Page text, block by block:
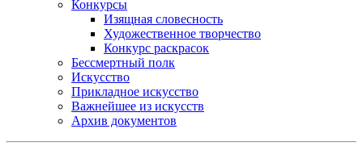
Конкурсы
Изящная словесность
Художественное творчество
Конкурс раскрасок
Бессмертный полк
Искусство
Прикладное искусство
Важнейшее из искусств
Архив документов